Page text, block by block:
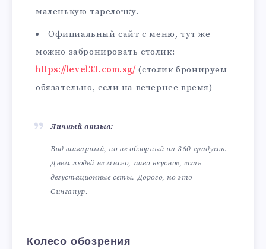
маленькую тарелочку.
Официальный сайт с меню, тут же
можно забронировать столик:
https://level33.com.sg/(столик бронируем
обязательно, если на вечернее время)
Личный отзыв:
Вид шикарный, но не обзорный на 360 градусов.
Днем людей не много, пиво вкусное, есть
дегустационные сеты. Дорого, но это
Сингапур.
Колесо обозрения